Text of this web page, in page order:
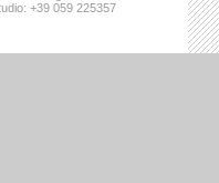
+39 059 225357